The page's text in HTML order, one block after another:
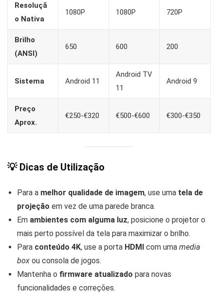
Resoluçã
o Nativa
1080P 1080P 720P
Brilho
(ANSI)
650 600 200
Sistema Android 11
Android TV
11
Android 9
Preço
Aprox.
€250-€320 €500-€600 €300-€350
💡 Dicas de Utilização
Para a melhor qualidade de imagem, use uma tela de
projeção em vez de uma parede branca.
Em ambientes com alguma luz, posicione o projetor o
mais perto possível da tela para maximizar o brilho.
Para conteúdo 4K, use a porta HDMI com uma media
box ou consola de jogos.
Mantenha o firmware atualizado para novas
funcionalidades e correções.